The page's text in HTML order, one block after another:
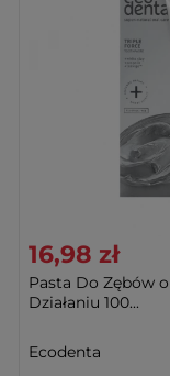
16,98 zł
Pasta Do Zębów
Działaniu 100...
Ecodenta